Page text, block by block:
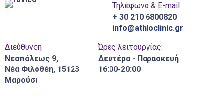
Τηλέφωνο & E-mail
+ 30 210 6800820
info@athloclinic.gr
Διεύθυνση
Νεαπόλεως 9,
Νέα Φιλοθέη, 15123
Μαρούσι
Ώρες λειτουργίας:
Δευτέρα - Παρασκευή
16:00-20:00